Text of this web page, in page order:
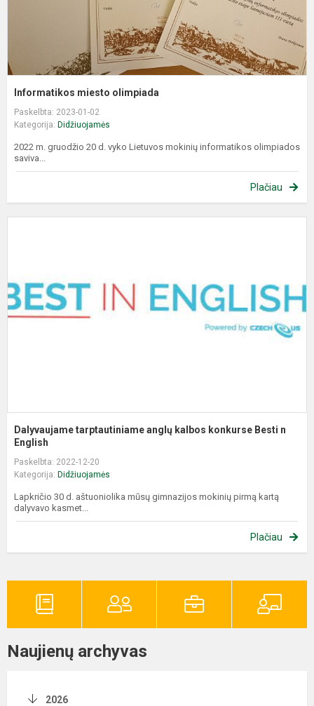
Informatikos miesto olimpiada
Paskelbta: 2023-01-02
Kategorija: Didžiuojamės
2022 m. gruodžio 20 d. vyko Lietuvos mokinių informatikos olimpiados
saviva...
Plačiau
Dalyvaujame tarptautiniame anglų kalbos konkurse Besti n
English
Paskelbta: 2022-12-20
Kategorija: Didžiuojamės
Lapkričio 30 d. aštuoniolika mūsų gimnazijos mokinių pirmą kartą
dalyvavo kasmet...
Plačiau
Naujienų archyvas
2026